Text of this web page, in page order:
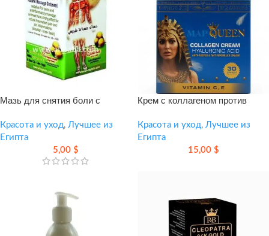
Мазь для снятия боли с
облегчение мышц и суставов
Красота и уход, Лучшее из
Египта
5,00 $
Крем с коллагеном против
уход для упругости и сияния
кожи
Красота и уход, Лучшее из
Египта
15,00 $